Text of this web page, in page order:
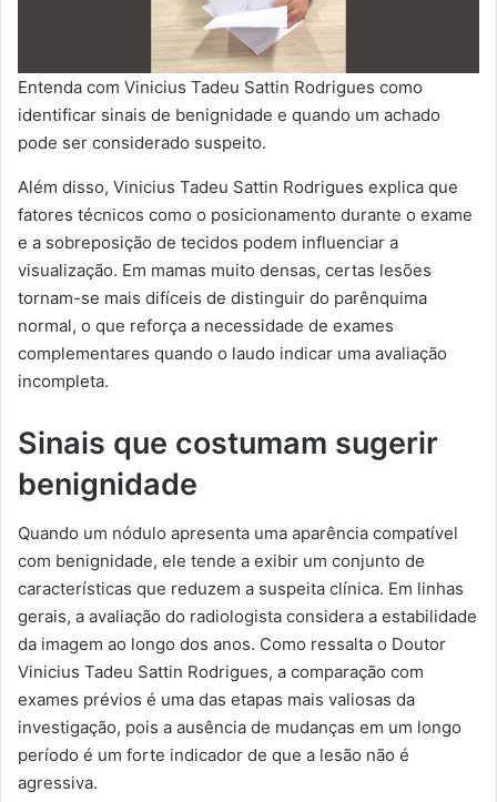
Entenda com Vinicius Tadeu Sattin Rodrigues como
identificar sinais de benignidade e quando um achado
pode ser considerado suspeito.
Além disso, Vinicius Tadeu Sattin Rodrigues explica que
fatores técnicos como o posicionamento durante o exame
e a sobreposição de tecidos podem influenciar a
visualização. Em mamas muito densas, certas lesões
tornam-se mais difíceis de distinguir do parênquima
normal, o que reforça a necessidade de exames
complementares quando o laudo indicar uma avaliação
incompleta.
Sinais que costumam sugerir
benignidade
Quando um nódulo apresenta uma aparência compatível
com benignidade, ele tende a exibir um conjunto de
características que reduzem a suspeita clínica. Em linhas
gerais, a avaliação do radiologista considera a estabilidade
da imagem ao longo dos anos. Como ressalta o Doutor
Vinicius Tadeu Sattin Rodrigues, a comparação com
exames prévios é uma das etapas mais valiosas da
investigação, pois a ausência de mudanças em um longo
período é um forte indicador de que a lesão não é
agressiva.